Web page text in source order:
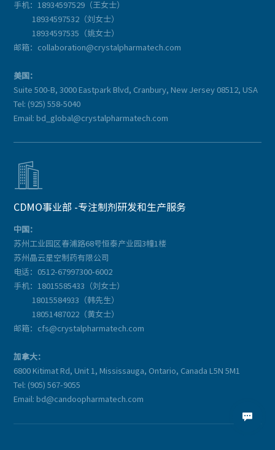

手机：18934597529（王女士）
18934597532（刘女士）
18934597535（姚女士）
邮箱：collaboration@crystalpharmatech.com
美国：
Suite 500-B, 3000 Eastpark Blvd, Cranbury, New Jersey 08512, USA
Tel: (925) 558-5040
Email: bd_global@crystalpharmatech.com

CDMO事业部 -专注制剂研发和生产服务
中国：
苏州工业园区春浦路68号恒泰产业园3幢1楼
苏州晶云星空制药有限公司
电话：0512-67997300-6002
手机：18015585433（刘女士）
18015584933（韩先生）
18051487022（黄女士）
邮箱：cfs@crystalpharmatech.com
加拿大：
6800 Kitimat Rd, Unit 1, Mississauga, Ontario, Canada L5N 5M1
Tel: (905) 567-9055
Email: bd@candoopharmatech.com